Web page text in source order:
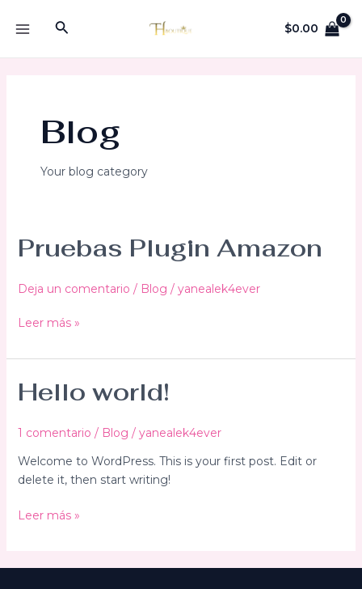
Buscar $0.00
Blog
Your blog category
Pruebas Plugin Amazon
Deja un comentario / Blog / yanealek4ever
Pruebas
Amazon
Leer más »
Hello world!
1 comentario / Blog / yanealek4ever
Welcome to WordPress. This is your first post. Edit or
delete it, then start writing!
Hello
Leer más »